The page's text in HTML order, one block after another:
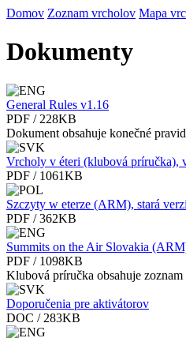
Domov Zoznam vrcholov Mapa
Dokumenty
General Rules v1.16
PDF / 228KB
Dokument obsahuje konečné
Vrcholy v éteri (klubová príručka),
PDF / 1061KB
Szczyty w eterze (ARM), stará
PDF / 362KB
Summits on the Air Slovakia
PDF / 1098KB
Klubová príručka obsahuje
Doporučenia pre aktivátorov
DOC / 283KB